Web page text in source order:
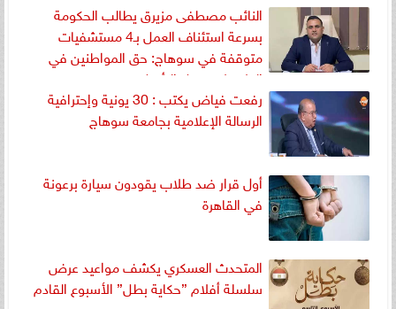
النائب مصطفى مزيرق يطالب الحكومة
بسرعة استئناف العمل بـ4 مستشفيات
متوقفة في سوهاج: حق المواطنين في
العلاج لا يحتمل التأجيل
رفعت فياض يكتب : 30 يونية وإحترافية
الرسالة الإعلامية بجامعة سوهاج
أول قرار ضد طلاب يقودون سيارة برعونة
في القاهرة
المتحدث العسكري يكشف مواعيد عرض
سلسلة أفلام ”حكاية بطل” الأسبوع القادم